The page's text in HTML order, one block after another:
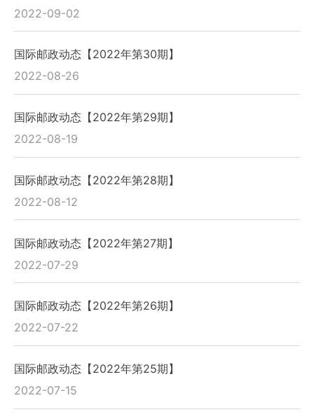
2022-09-02
国际邮政动态【2022年第30期】
2022-08-26
国际邮政动态【2022年第29期】
2022-08-19
国际邮政动态【2022年第28期】
2022-08-12
国际邮政动态【2022年第27期】
2022-07-29
国际邮政动态【2022年第26期】
2022-07-22
国际邮政动态【2022年第25期】
2022-07-15